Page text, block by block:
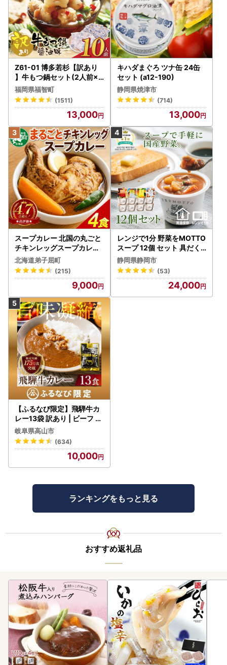
Z61-01 博多若杉【訳あり
】牛もつ鍋セット(2人前×5
) 10人前 もつ鍋
福岡県福智町
(1511)
13,000
キハダまぐろ ツナ缶 24缶
セット (a12-190)
静岡県焼津市
(714)
13,000
スープカレー 北国の丸ごと
チキンレッグスープカレー
4個 3739
北海道弟子屈町
(215)
9,000
レンジで1分 野菜をMOTTO
スープ 12個 セット 具だく
さんスープ 朝食 惣菜 国産
野菜 常温保存
静岡県静岡市
(53)
24,000
【ふるなび限定】飛騨牛カ
レー13袋 訳あり | ビーフ レ
トルト 訳あり DC006-CP
01 FN-Limited-VO
岐阜県高山市
(634)
10,000
ランキングをもっと見る
おすすめ返礼品